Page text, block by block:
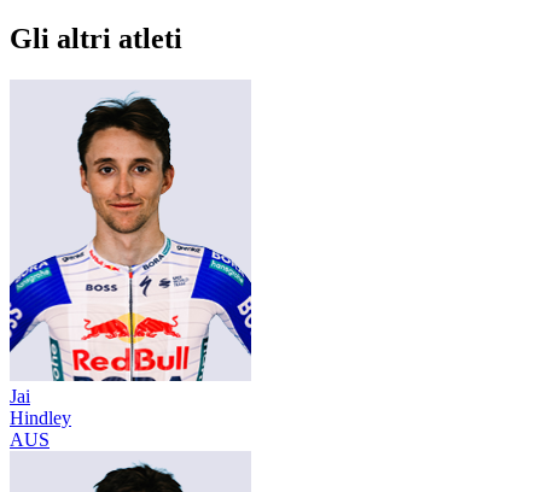
Gli altri atleti
Jai
Hindley
AUS